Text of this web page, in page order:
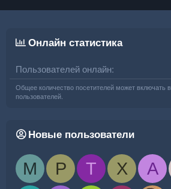
Онлайн статистика
Пользователей онлайн
Общее количество посетителей может включать
пользователей.
Новые пользователи
M P T X A